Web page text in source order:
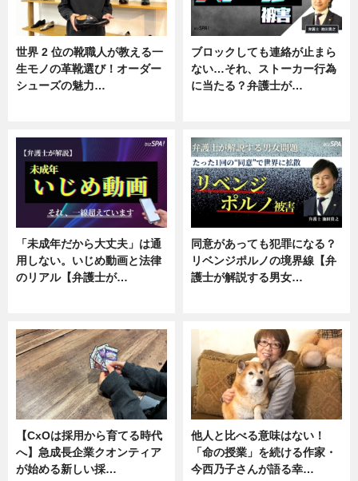
世界 2 位の靴職人が教える一
生モノの革靴選び！オーダー
シューズの魅力…
ブロックしても連絡が止まら
ない…それ、ストーカー行為
に当たる？弁護士が…
「未成年だから大丈夫」は通
用しない。いじめ動画と法律
のリアル【弁護士が…
同意があっても犯罪になる？
リベンジポルノの境界線【弁
護士が解説する男女…
【CxOは採用から育てる時代
へ】急成長企業クオンティア
が始める新しい採…
他人と比べる意味はない！
「命の授業」を続ける作家・
今西乃子さんが語る幸…